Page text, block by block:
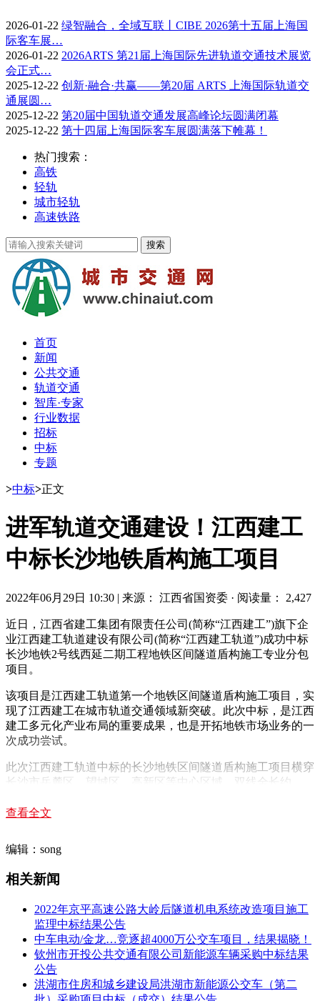
2026-01-22 绿智融合，全域互联丨CIBE 2026第十五届上海国
际客车展…
2026-01-22 2026ARTS 第21届上海国际先进轨道交通技术展览
会正式…
2025-12-22 创新·融合·共赢——第20届 ARTS 上海国际轨道交
通展圆…
2025-12-22 第20届中国轨道交通发展高峰论坛圆满闭幕
2025-12-22 第十四届上海国际客车展圆满落下帷幕！
热门搜索：
高铁
轻轨
城市轻轨
高速铁路
首页
新闻
公共交通
轨道交通
智库·专家
行业数据
招标
中标
专题
>中标>正文
进军轨道交通建设！江西建工
中标长沙地铁盾构施工项目
2022年06月29日 10:30 | 来源： 江西省国资委 · 阅读量： 2,427
近日，江西省建工集团有限责任公司(简称“江西建工”)旗下企
业江西建工轨道建设有限公司(简称“江西建工轨道”)成功中标
长沙地铁2号线西延二期工程地铁区间隧道盾构施工专业分包
项目。
该项目是江西建工轨道第一个地铁区间隧道盾构施工项目，实
现了江西建工在城市轨道交通领域新突破。此次中标，是江西
建工多元化产业布局的重要成果，也是开拓地铁市场业务的一
次成功尝试。
此次江西建工轨道中标的长沙地铁区间隧道盾构施工项目横穿
长沙市岳麓区、望城区、高新区等中心区域，双线全长约
机组装(安拆)、调试，盾构机始发、掘进、接收，隧道洞口柔
成套设备的维修保养等。
术质量标准等方面都提出了具体的要求。因时间紧、工作量
高效率、高质量完成了投标书编制、标书评审、递交投标文件
等工作。
最终，江西建工轨道在合理报价、技术方案、项目管理团队等
方面以优异的成绩在众多投标人中脱颖而出并成功中标，这在
江西建工轨道专业化的发展蓝图上写下了浓重的一笔。
查看全文
编辑：song
相关新闻
2022年京平高速公路大岭后隧道机电系统改造项目施工
监理中标结果公告
中车电动/金龙…竞逐超4000万公交车项目，结果揭晓！
钦州市开投公共交通有限公司新能源车辆采购中标结果
公告
洪湖市住房和城乡建设局洪湖市新能源公交车（第二